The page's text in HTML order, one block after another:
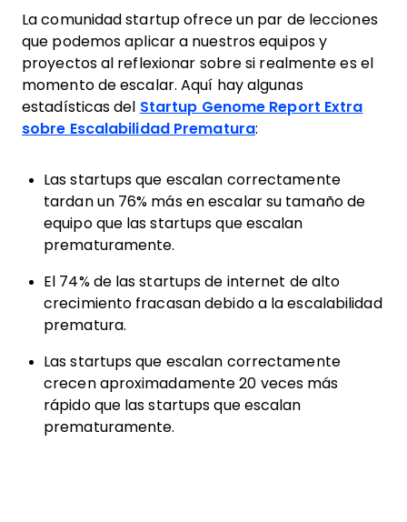
La comunidad startup ofrece un par de lecciones
que podemos aplicar a nuestros equipos y
proyectos al reflexionar sobre si realmente es el
momento de escalar. Aquí hay algunas
estadísticas del Startup Genome Report Extra
sobre Escalabilidad Prematura:
Las startups que escalan correctamente
tardan un 76% más en escalar su tamaño de
equipo que las startups que escalan
prematuramente.
El 74% de las startups de internet de alto
crecimiento fracasan debido a la escalabilidad
prematura.
Las startups que escalan correctamente
crecen aproximadamente 20 veces más
rápido que las startups que escalan
prematuramente.